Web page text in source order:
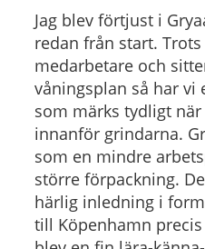
Jag blev förtjust i
redan från start.
medarbetare och
våningsplan så har vi
som märks tydligt
innanför grindarna.
som en mindre
större förpackning.
härlig inledning i
till Köpenhamn